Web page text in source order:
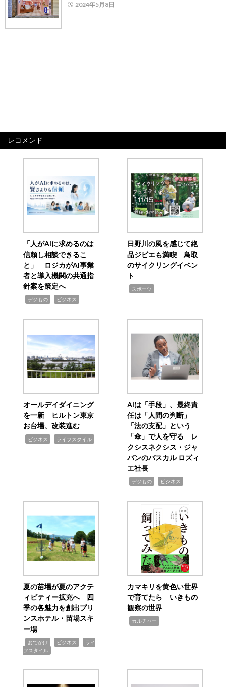
2024年5月8日
レコメンド
「人がAIに求めるのは
信頼し相談できるこ
と」 ロジカがAI事業
者と導入機関の共通指
針案を策定へ
デジもの ビジネス
日野川の風を感じて絶
品ジビエも満喫 鳥取
のサイクリングイベン
ト
スポーツ
オールデイダイニング
を一新 ヒルトン東京
お台場、改装進む
ビジネス ライフスタイル
AIは「手段」、最終責
任は「人間の判断」
「法の支配」という
「傘」で人を守る レ
クシスネクシス・ジャ
パンのパスカル ロズィ
エ社長
デジもの ビジネス
夏の苗場が夏のアクテ
ィビティー拡充へ 四
季の各魅力を創出プリ
ンスホテル・苗場スキ
ー場
おでかけ ビジネス
ライ
フスタイル
カマキリを黄色い世界
で育てたら いきもの
観察の世界
カルチャー